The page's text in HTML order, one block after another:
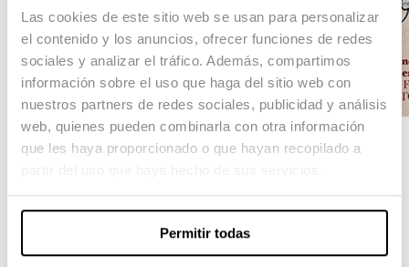
Las cookies de este sitio web se usan para personalizar
el contenido y los anuncios, ofrecer funciones de redes
sociales y analizar el tráfico. Además, compartimos
información sobre el uso que haga del sitio web con
nuestros partners de redes sociales, publicidad y análisis
web, quienes pueden combinarla con otra información
que les haya proporcionado o que hayan recopilado a
Permitir todas
La senyora que feia senyors
La senyora que feia senyors explora el funcionamiento de un
famoso burdel barcelonés dirigido por Lydia Artigas, más conocida